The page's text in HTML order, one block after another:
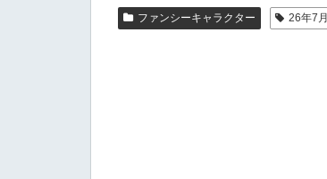
ファンシーキャラクター 26年7月